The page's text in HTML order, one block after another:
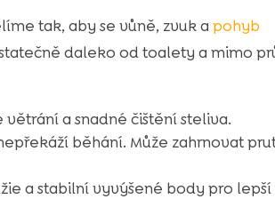
tak, aby se vůně, zvuk a pohyb
daleko od toalety a mimo
a snadné čištění steliva.
běhání. Může zahrnovat
a stabilní vyvýšené body pro